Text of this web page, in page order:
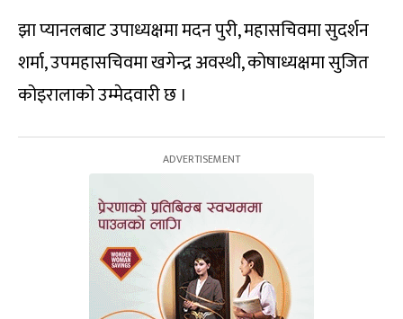
झा प्यानलबाट उपाध्यक्षमा मदन पुरी, महासचिवमा सुदर्शन
शर्मा, उपमहासचिवमा खगेन्द्र अवस्थी, कोषाध्यक्षमा सुजित
कोइरालाको उम्मेदवारी छ ।